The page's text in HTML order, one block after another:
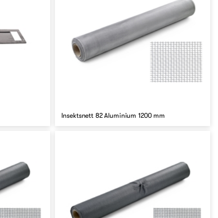
Insektsnett 82 Aluminium 1200 mm